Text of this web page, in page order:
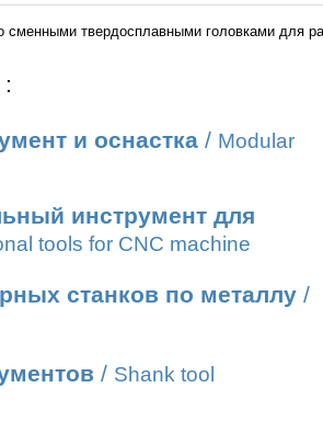
твердосплавными головками для
и оснастка / Modular
инструмент для
tools for CNC machine
станков по металлу /
/ Shank tool